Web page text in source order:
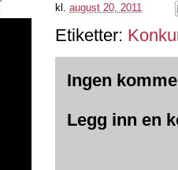
kl. august 20, 2011
Etiketter:
Ingen
Legg inn en